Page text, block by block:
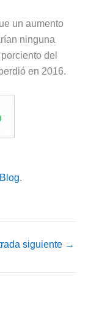
un aumento
ninguna
del
en 2016.
.
siguiente →